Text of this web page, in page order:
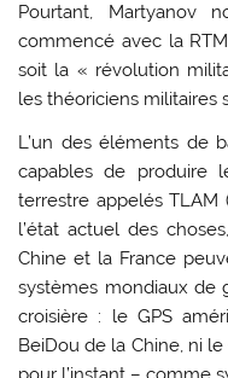
Pourtant,
commencé avec la
soit la « révolution
les théoriciens militaires
L’un des éléments de
capables de produire
terrestre appelés TLAM
l’état actuel des
Chine et la France
systèmes mondiaux de
croisière : le GPS
BeiDou de la Chine, ni